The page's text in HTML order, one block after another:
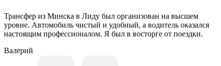
Трансфер из Минска в Лиду был организован на высшем
уровне. Автомобиль чистый и удобный, а водитель оказался
настоящим профессионалом. Я был в восторге от поездки.
Валерий